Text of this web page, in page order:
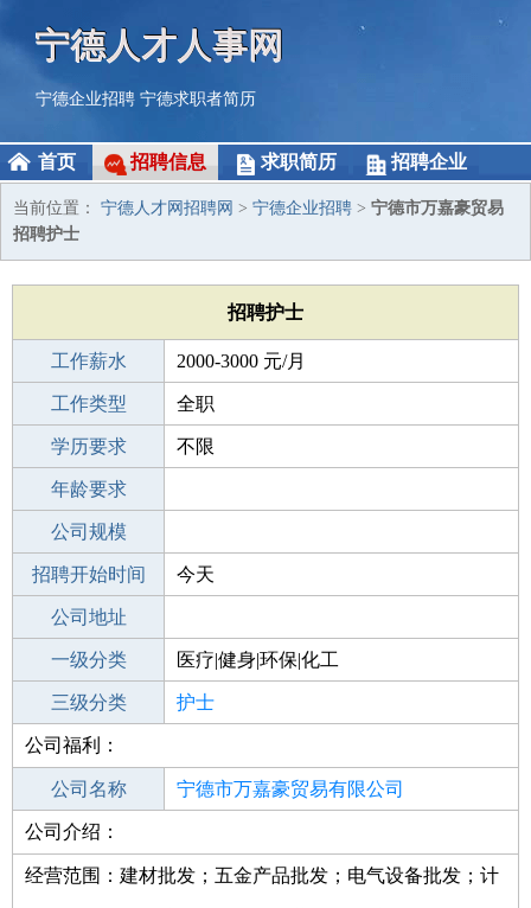
宁德人才人事网
宁德企业招聘 宁德求职者简历
首页 招聘信息 求职简历 招聘企业
当前位置： 宁德人才网招聘网 > 宁德企业招聘 > 宁德市万嘉豪贸易
招聘护士
招聘护士
工作薪水 2000-3000 元/月
招聘人数 1人
工作类型 全职
性别要求 -
学历要求 不限
工作经验
年龄要求
工作地点
公司规模
公司电话
招聘开始时间 今天
招聘结束时间
公司地址
一级分类 医疗|健身|环保|化工
二级分类 医疗/护理
三级分类 护士
其他行业
公司福利：
公司名称 宁德市万嘉豪贸易有限公司
公司类型
公司介绍：
经营范围：建材批发；五金产品批发；电气设备批发；计